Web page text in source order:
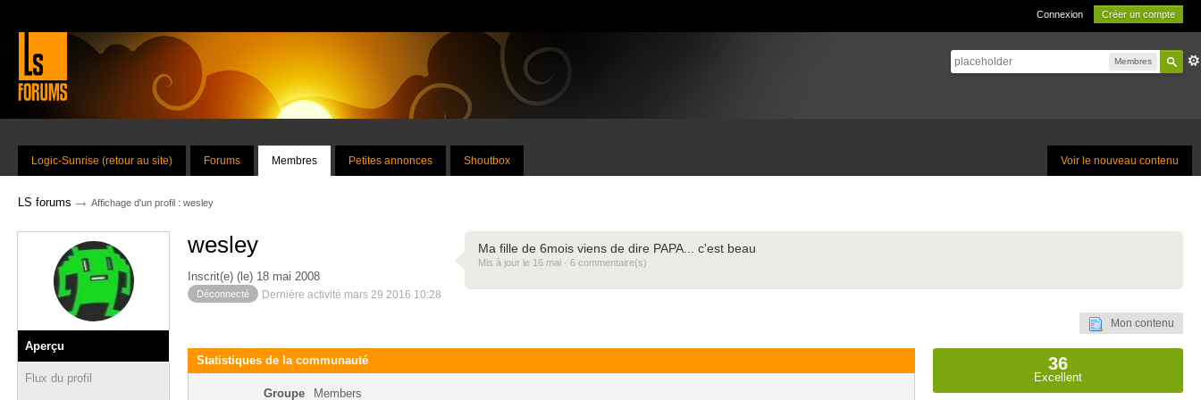
Connexion Créer un compte
Membres
Voir le nouveau contenu
Logic-Sunrise (retour au site) Forums Membres Petites annonces Shoutbox
LS forums → Affichage d'un profil : wesley
Aperçu
Flux du profil
wesley
Inscrit(e) (le) 18 mai 2008
Déconnecté Dernière activité mars 29 2016 10:28
Ma fille de 6mois viens de dire PAPA... c'est beau
Mis à jour le 16 mai · 6 commentaire(s)
Mon contenu
Statistiques de la communauté
Groupe
Members
36
Excellent